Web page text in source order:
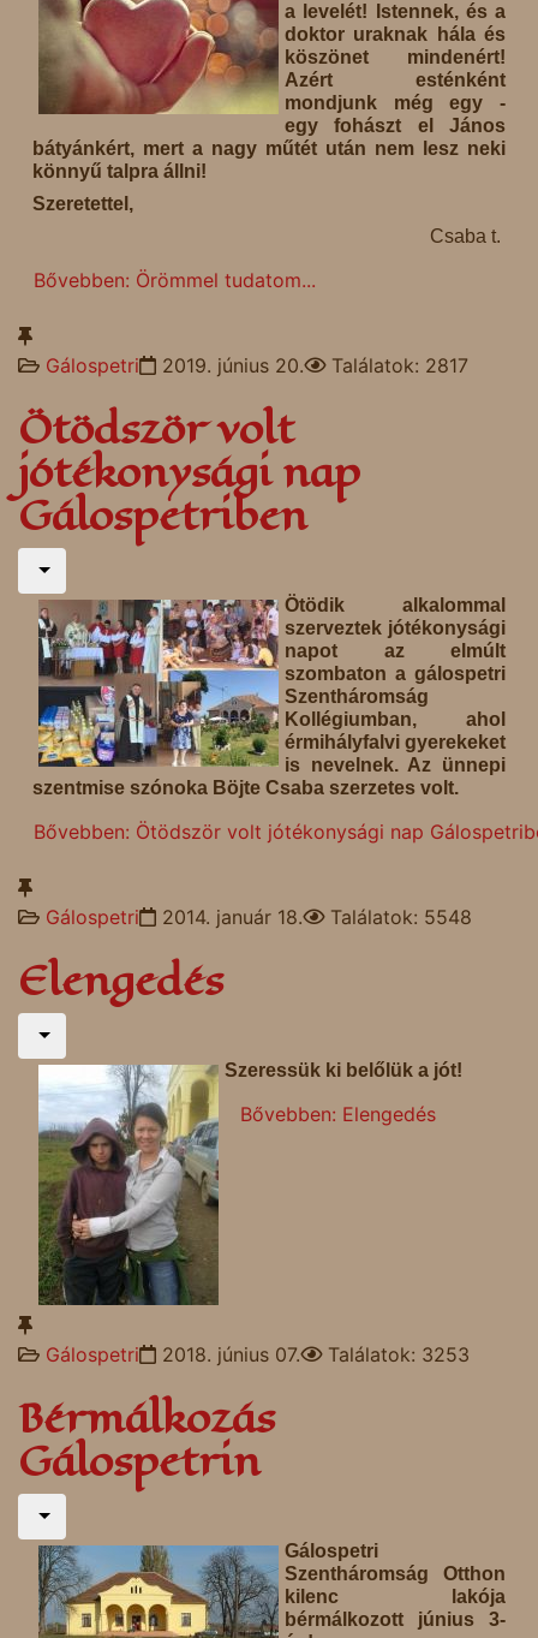
a levelét! Istennek, és a
doktor uraknak hála és
köszönet mindenért!
Azért esténként
mondjunk még egy -
egy fohászt el János
bátyánkért, mert a nagy műtét után nem lesz neki
könnyű talpra állni!
Szeretettel,
Csaba t.
Bővebben: Örömmel tudatom...
Gálospetri 2019. június 20. Találatok: 2817
Ötödször volt
jótékonysági nap
Gálospetriben
Ötödik alkalommal
szerveztek jótékonysági
napot az elmúlt
szombaton a gálospetri
Szentháromság
Kollégiumban, ahol
érmihályfalvi gyerekeket
is nevelnek. Az ünnepi
szentmise szónoka Böjte Csaba szerzetes volt.
Bővebben: Ötödször volt jótékonysági nap
Gálospetri 2014. január 18. Találatok: 5548
Elengedés
Szeressük ki belőlük a jót!
Bővebben: Elengedés
Gálospetri 2018. június 07. Találatok: 3253
Bérmálkozás
Gálospetrin
Gálospetri
Szentháromság Otthon
kilenc lakója
bérmálkozott június 3-